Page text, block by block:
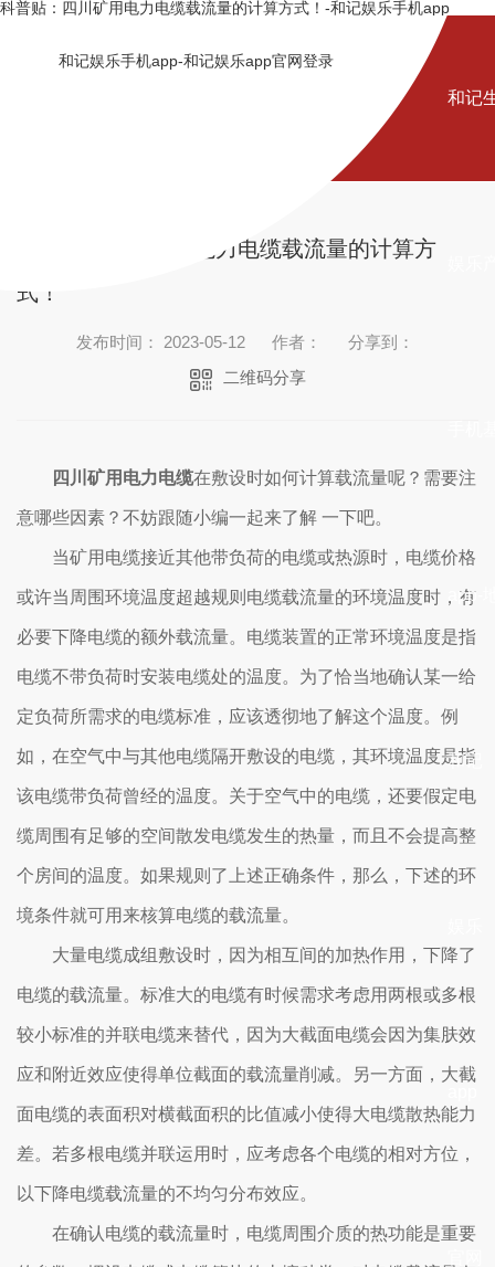
科普贴：四川矿用电力电缆载流量的计算方式！-和记娱乐手机app
和记娱乐手机app-和记娱乐app官网登录
和记
app-
和记
科普贴：四川矿用电力电缆载流量的计算方
式！
发布时间： 2023-05-12 作者：
分享到：
二维码分享
四川矿用电力电缆在敷设时如何计算载流量呢？需要注
意哪些因素？不妨跟随小编一起来了解 一下吧。
当矿用电缆接近其他带负荷的电缆或热源时，电缆价格
或许当周围环境温度超越规则电缆载流量的环境温度时，有
必要下降电缆的额外载流量。电缆装置的正常环境温度是指
电缆不带负荷时安装电缆处的温度。为了恰当地确认某一给
定负荷所需求的电缆标准，应该透彻地了解这个温度。例
如，在空气中与其他电缆隔开敷设的电缆，其环境温度是指
该电缆带负荷曾经的温度。关于空气中的电缆，还要假定电
缆周围有足够的空间散发电缆发生的热量，而且不会提高整
个房间的温度。如果规则了上述正确条件，那么，下述的环
境条件就可用来核算电缆的载流量。
大量电缆成组敷设时，因为相互间的加热作用，下降了
电缆的载流量。标准大的电缆有时候需求考虑用两根或多根
较小标准的并联电缆来替代，因为大截面电缆会因为集肤效
应和附近效应使得单位截面的载流量削减。另一方面，大截
面电缆的表面积对横截面积的比值减小使得大电缆散热能力
差。若多根电缆并联运用时，应考虑各个电缆的相对方位，
以下降电缆载流量的不均匀分布效应。
在确认电缆的载流量时，电缆周围介质的热功能是重要